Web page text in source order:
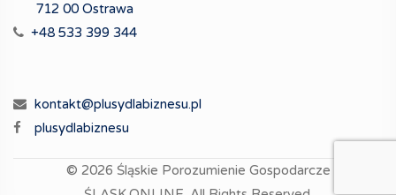
712 00 Ostrawa
+48 533 399 344
kontakt@plusydlabiznesu.pl
plusydlabiznesu
© 2026 Śląskie Porozumienie Gospodarcze